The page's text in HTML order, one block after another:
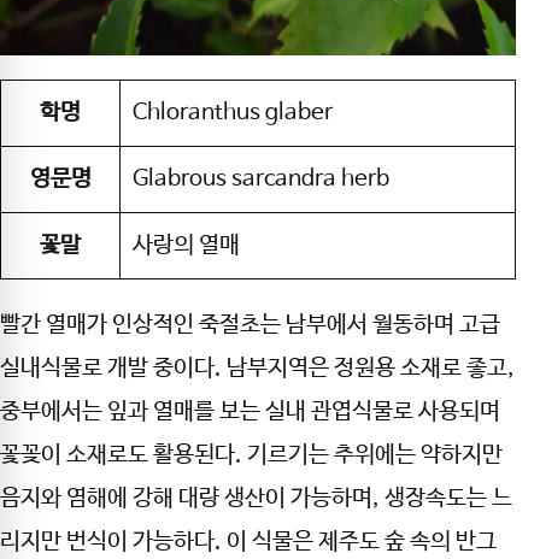
학명 Chloranthus glaber
영문명 Glabrous sarcandra herb
꽃말 사랑의 열매
빨간 열매가 인상적인 죽절초는 남부에서 월동하며 고급
실내식물로 개발 중이다. 남부지역은 정원용 소재로 좋고,
중부에서는 잎과 열매를 보는 실내 관엽식물로 사용되며
꽃꽂이 소재로도 활용된다. 기르기는 추위에는 약하지만
음지와 염해에 강해 대량 생산이 가능하며, 생장속도는 느
리지만 번식이 가능하다. 이 식물은 제주도 숲 속의 반그